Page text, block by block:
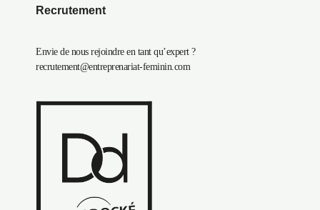
Recrutement
Envie de nous rejoindre en tant qu’expert ?
recrutement@entreprenariat-feminin.com